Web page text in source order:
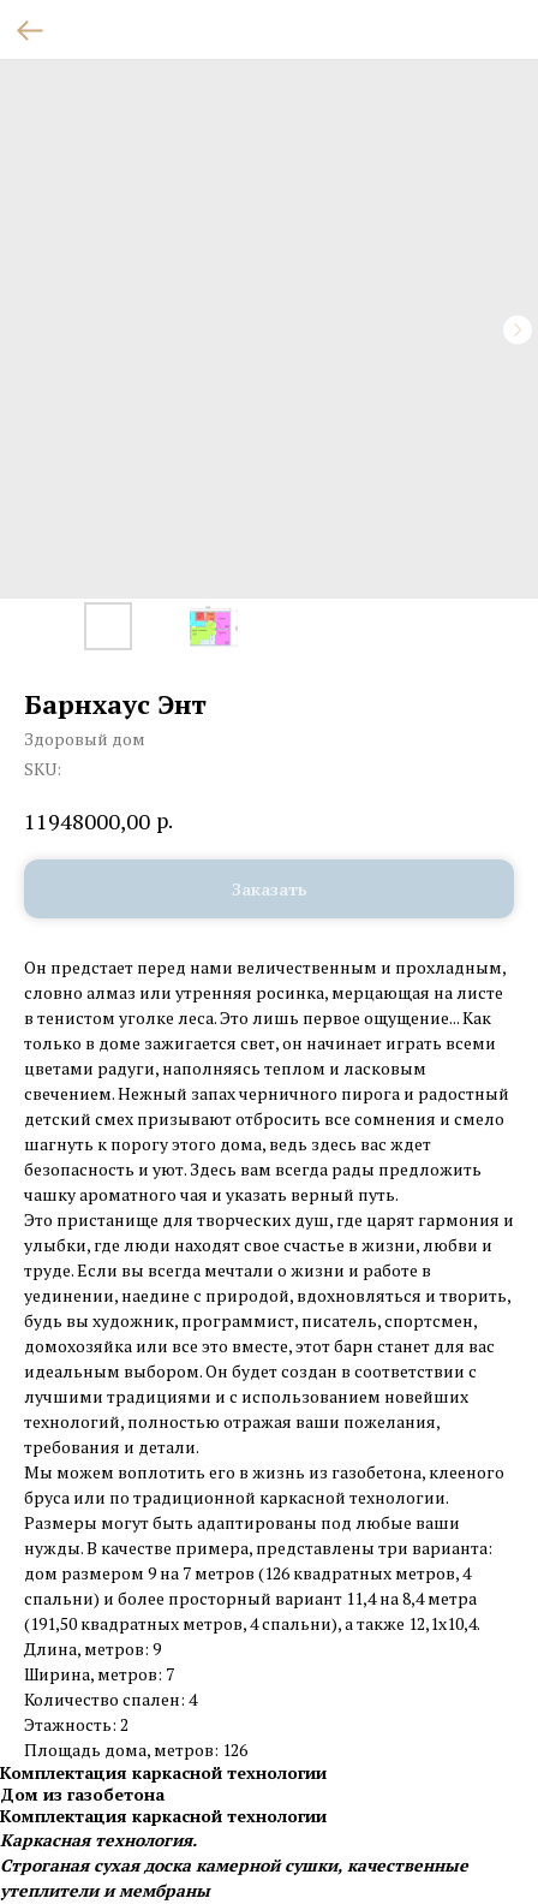
Барнхаус Энт
Здоровый дом
SKU:
11948000,00 р.
Заказать
Он предстает перед нами величественным и прохладным,
словно алмаз или утренняя росинка, мерцающая на листе
в тенистом уголке леса. Это лишь первое ощущение... Как
только в доме зажигается свет, он начинает играть всеми
цветами радуги, наполняясь теплом и ласковым
свечением. Нежный запах черничного пирога и радостный
детский смех призывают отбросить все сомнения и смело
шагнуть к порогу этого дома, ведь здесь вас ждет
безопасность и уют. Здесь вам всегда рады предложить
чашку ароматного чая и указать верный путь.
Это пристанище для творческих душ, где царят гармония и
улыбки, где люди находят свое счастье в жизни, любви и
труде. Если вы всегда мечтали о жизни и работе в
уединении, наедине с природой, вдохновляться и творить,
будь вы художник, программист, писатель, спортсмен,
домохозяйка или все это вместе, этот барн станет для вас
идеальным выбором. Он будет создан в соответствии с
лучшими традициями и с использованием новейших
технологий, полностью отражая ваши пожелания,
требования и детали.
Мы можем воплотить его в жизнь из газобетона, клееного
бруса или по традиционной каркасной технологии.
Размеры могут быть адаптированы под любые ваши
нужды. В качестве примера, представлены три варианта:
дом размером 9 на 7 метров (126 квадратных метров, 4
спальни) и более просторный вариант 11,4 на 8,4 метра
(191,50 квадратных метров, 4 спальни), а также 12,1x10,4.
Длина, метров: 9
Ширина, метров: 7
Количество спален: 4
Этажность: 2
Площадь дома, метров: 126
Комплектация каркасной технологии
Дом из газобетона
Комплектация каркасной технологии
Каркасная технология.
Строганая сухая доска камерной сушки, качественные
утеплители и мембраны